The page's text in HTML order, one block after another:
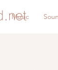
Music